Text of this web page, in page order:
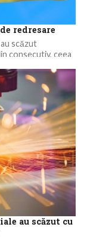
redresare
scăzut
consecutiv, ceea
au scăzut cu